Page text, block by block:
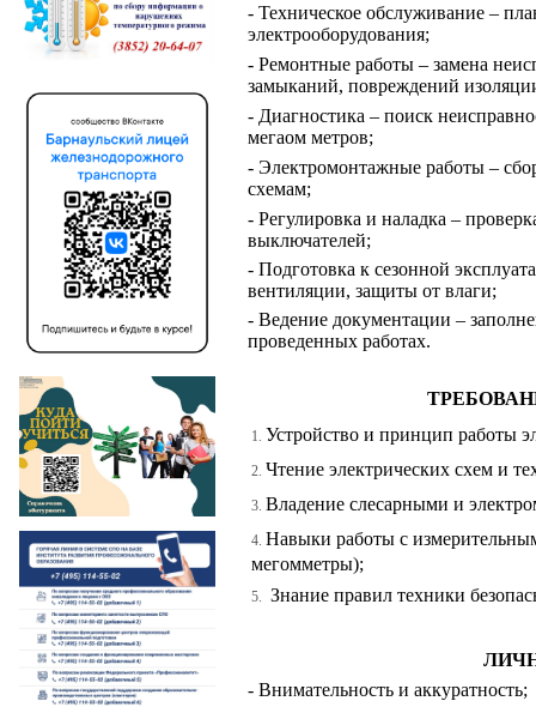
- Техническое обслуживание –
электрооборудования;
- Ремонтные работы – замена
замыканий, повреждений
- Диагностика – поиск
мегаом метров;
- Электромонтажные работы –
схемам;
- Регулировка и наладка –
выключателей;
- Подготовка к сезонной
вентиляции, защиты от влаги;
- Ведение документации –
проведенных работах.
Устройство и принцип работы
Чтение электрических схем и
Владение слесарными и
Навыки работы с
мегомметры);
Знание правил техники
- Внимательность и аккуратность;